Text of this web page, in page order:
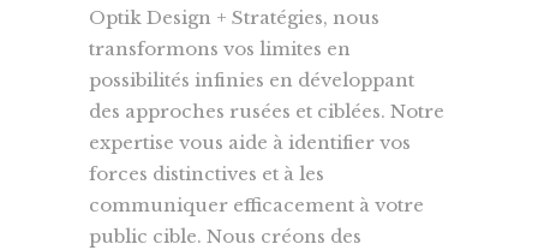
Optik Design + Stratégies, nous
transformons vos limites en
possibilités infinies en développant
des approches rusées et ciblées. Notre
expertise vous aide à identifier vos
forces distinctives et à les
communiquer efficacement à votre
public cible. Nous créons des